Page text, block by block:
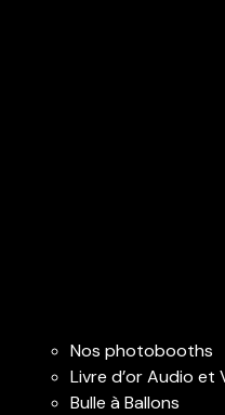
Nos photobooths
Livre d’or Audio et
Bulle à Ballons